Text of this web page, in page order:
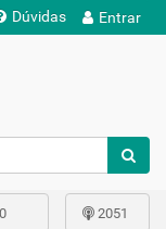
Dúvidas Entrar
2051
0